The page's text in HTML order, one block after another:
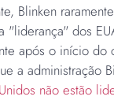
Blinken
"liderança" dos
após o início
a administração
não estão